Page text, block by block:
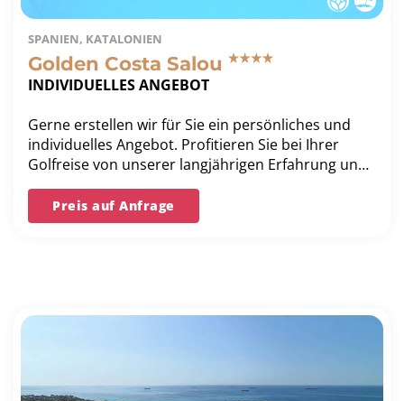
SPANIEN, KATALONIEN
Golden Costa Salou
INDIVIDUELLES ANGEBOT
Gerne erstellen wir für Sie ein persönliches und
individuelles Angebot. Profitieren Sie bei Ihrer
Golfreise von unserer langjährigen Erfahrung und
unserer Bestpreis-Garantie.
Preis auf Anfrage